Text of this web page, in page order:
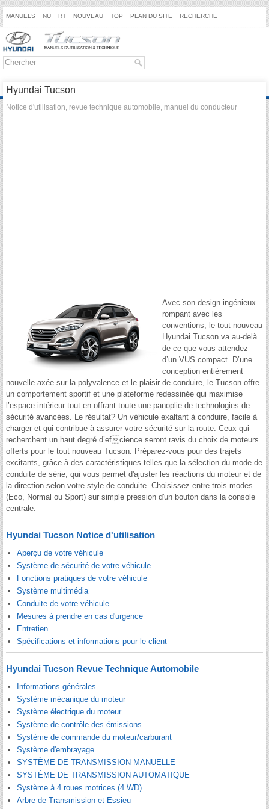
MANUELS NU RT NOUVEAU TOP PLAN DU SITE RECHERCHE
Hyundai Tucson
Notice d'utilisation, revue technique automobile, manuel du conducteur
Avec son design ingénieux
rompant avec les
conventions, le tout nouveau
Hyundai Tucson va au-delà
de ce que vous attendez
d’un VUS compact. D’une
conception entièrement
nouvelle axée sur la polyvalence et le plaisir de conduire, le Tucson offre
un comportement sportif et une plateforme redessinée qui maximise
l’espace intérieur tout en offrant toute une panoplie de technologies de
sécurité avancées. Le résultat? Un véhicule exaltant à conduire, facile à
charger et qui contribue à assurer votre sécurité sur la route. Ceux qui
recherchent un haut degré d’efcience seront ravis du choix de moteurs
offerts pour le tout nouveau Tucson. Préparez-vous pour des trajets
excitants, grâce à des caractéristiques telles que la sélection du mode de
conduite de série, qui vous permet d'ajuster les réactions du moteur et de
la direction selon votre style de conduite. Choisissez entre trois modes
(Eco, Normal ou Sport) sur simple pression d'un bouton dans la console
centrale.
Hyundai Tucson Notice d'utilisation
Aperçu de votre véhicule
Système de sécurité de votre véhicule
Fonctions pratiques de votre véhicule
Système multimédia
Conduite de votre véhicule
Mesures à prendre en cas d'urgence
Entretien
Spécifications et informations pour le client
Hyundai Tucson Revue Technique Automobile
Informations générales
Système mécanique du moteur
Système électrique du moteur
Système de contrôle des émissions
Système de commande du moteur/carburant
Système d'embrayage
SYSTÈME DE TRANSMISSION MANUELLE
SYSTÈME DE TRANSMISSION AUTOMATIQUE
Système à 4 roues motrices (4 WD)
Arbre de Transmission et Essieu